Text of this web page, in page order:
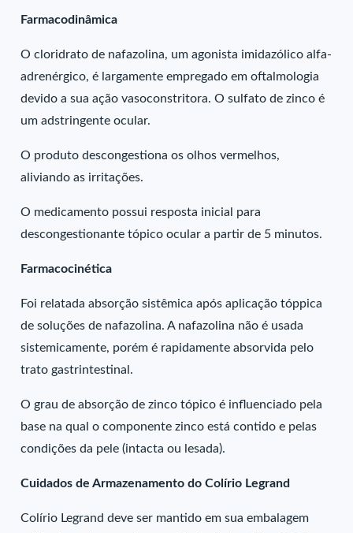
Farmacodinâmica
O cloridrato de nafazolina, um agonista imidazólico alfa-
adrenérgico, é largamente empregado em oftalmologia
devido a sua ação vasoconstritora. O sulfato de zinco é
um adstringente ocular.
O produto descongestiona os olhos vermelhos,
aliviando as irritações.
O medicamento possui resposta inicial para
descongestionante tópico ocular a partir de 5 minutos.
Farmacocinética
Foi relatada absorção sistêmica após aplicação tóppica
de soluções de nafazolina. A nafazolina não é usada
sistemicamente, porém é rapidamente absorvida pelo
trato gastrintestinal.
O grau de absorção de zinco tópico é influenciado pela
base na qual o componente zinco está contido e pelas
condições da pele (intacta ou lesada).
Cuidados de Armazenamento do Colírio Legrand
Colírio Legrand deve ser mantido em sua embalagem